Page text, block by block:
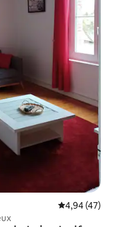
Évaluation
4,94 (47)